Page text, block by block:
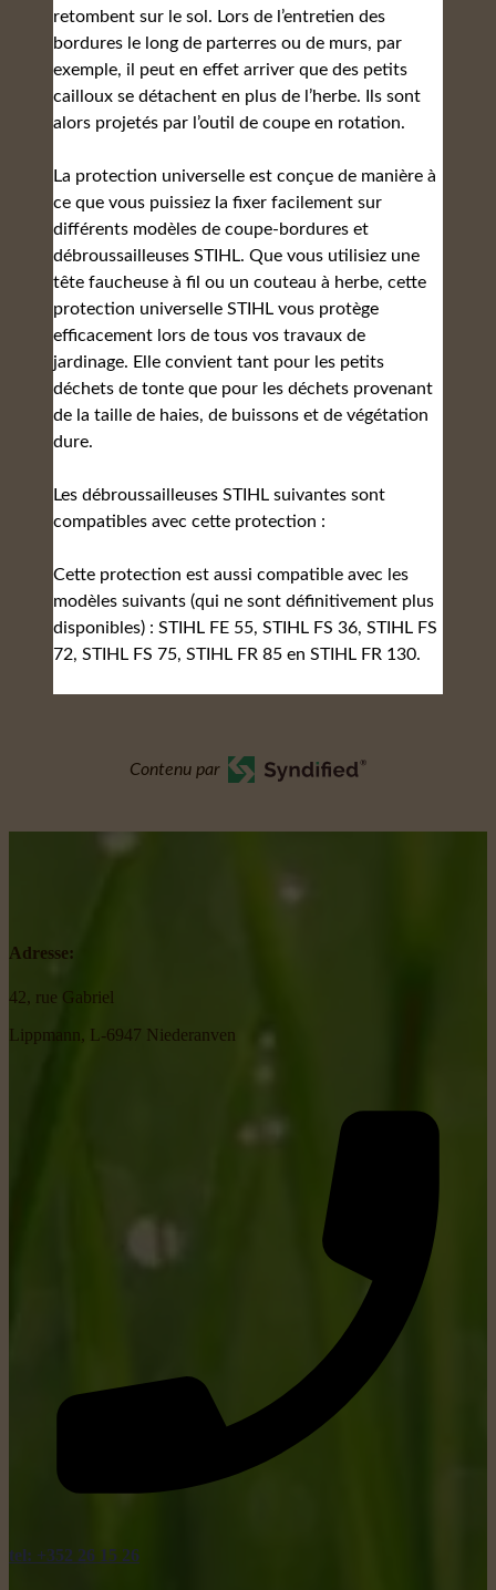
retombent sur le sol. Lors de l’entretien des
bordures le long de parterres ou de murs, par
exemple, il peut en effet arriver que des petits
cailloux se détachent en plus de l’herbe. Ils sont
alors projetés par l’outil de coupe en rotation.
La protection universelle est conçue de manière à
ce que vous puissiez la fixer facilement sur
différents modèles de coupe-bordures et
débroussailleuses STIHL. Que vous utilisiez une
tête faucheuse à fil ou un couteau à herbe, cette
protection universelle STIHL vous protège
efficacement lors de tous vos travaux de
jardinage. Elle convient tant pour les petits
déchets de tonte que pour les déchets provenant
de la taille de haies, de buissons et de végétation
dure.
Les débroussailleuses STIHL suivantes sont
compatibles avec cette protection :
Cette protection est aussi compatible avec les
modèles suivants (qui ne sont définitivement plus
disponibles) : STIHL FE 55, STIHL FS 36, STIHL FS
72, STIHL FS 75, STIHL FR 85 en STIHL FR 130.
Contenu par
Adresse:
42, rue Gabriel
Lippmann, L-6947 Niederanven
tel: +352 26 15 26